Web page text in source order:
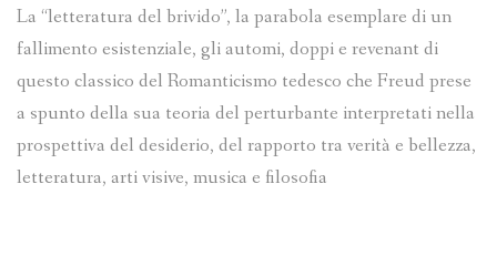
La “letteratura del brivido”, la parabola esemplare di un
fallimento esistenziale, gli automi, doppi e revenant di
questo classico del Romanticismo tedesco che Freud prese
a spunto della sua teoria del perturbante interpretati nella
prospettiva del desiderio, del rapporto tra verità e bellezza,
letteratura, arti visive, musica e filosofia